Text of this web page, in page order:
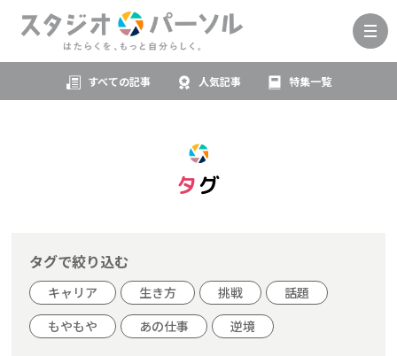
すべての記事 人気記事 特集一覧
タグ
タグで絞り込む
キャリア 生き方 挑戦
話題
もやもや
あの仕事 逆境